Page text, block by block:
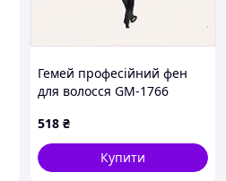
Гемей професійний фен
для волосся GM-1766
2C146K833
518 ₴
Купити